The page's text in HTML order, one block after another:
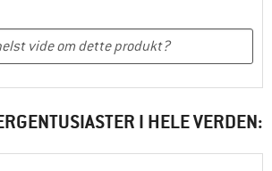
I HELE VERDEN: